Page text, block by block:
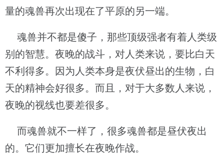
量的魂兽再次出现在了平原的另一端。
魂兽并不都是傻子，那些顶级强者有着人类级
别的智慧。夜晚的战斗，对人类来说，要比白天
不利得多。因为人类本身是夜伏昼出的生物，白
天的精神会好很多。而且，对于大多数人来说，
夜晚的视线也要差很多。
而魂兽就不一样了，很多魂兽都是昼伏夜出
的。它们更加擅长在夜晚作战。